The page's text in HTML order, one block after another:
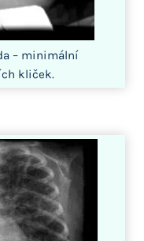
– minimální
kliček.